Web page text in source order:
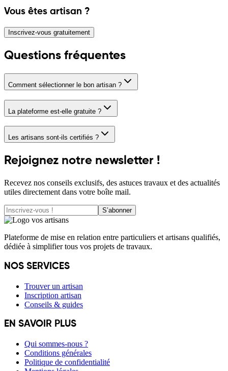
Vous êtes artisan ?
Inscrivez-vous gratuitement
Questions fréquentes
Comment sélectionner le bon artisan ?
La plateforme est-elle gratuite ?
Les artisans sont-ils certifiés ?
Rejoignez notre newsletter !
Recevez nos conseils exclusifs, des astuces travaux et des actualités
utiles directement dans votre boîte mail.
S’abonner
Plateforme de mise en relation entre particuliers et artisans qualifiés,
dédiée à simplifier tous vos projets de travaux.
NOS SERVICES
Trouver un artisan
Inscription artisan
Conseils & guides
EN SAVOIR PLUS
Qui sommes-nous ?
Conditions générales
Politique de confidentialité